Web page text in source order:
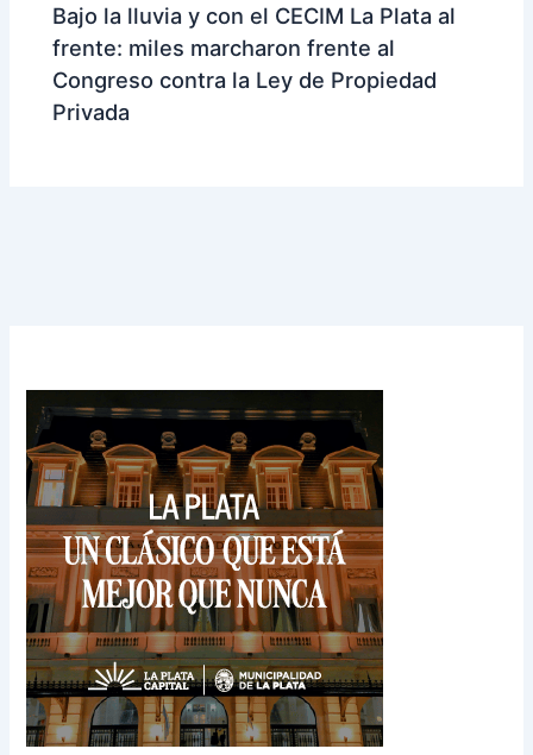
Bajo la lluvia y con el CECIM La Plata al
frente: miles marcharon frente al
Congreso contra la Ley de Propiedad
Privada